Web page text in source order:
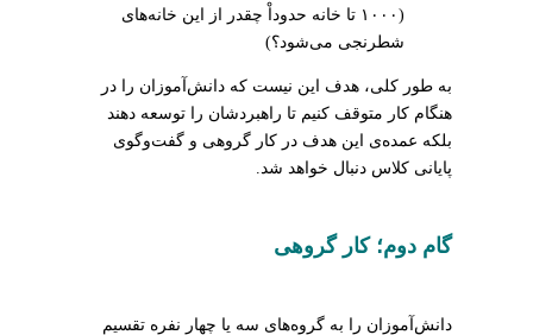
(۱۰۰۰ تا خانه حدوداْ چقدر از این خانه‌های
شطرنجی می‌شود؟)
به طور کلی، هدف این نیست که دانش‌آموزان را در
هنگام کار متوقف کنیم تا راهبردشان را توسعه دهند
بلکه عمده‌ی این هدف در کار گروهی و گفت‌وگوی
پایانی کلاس دنبال خواهد شد.
گام دوم؛ کار گروهی
دانش‌آموزان را به گروه‌های سه یا چهار نفره تقسیم